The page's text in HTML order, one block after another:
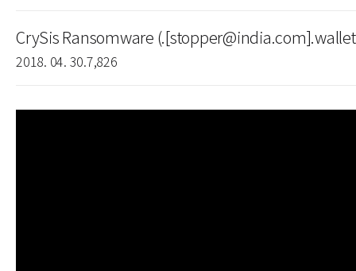
CrySis Ransomware
2018. 04. 30.7,826